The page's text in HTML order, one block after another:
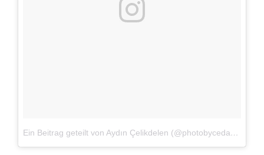
Ein Beitrag geteilt von Aydın Çelikdelen (@photobyceday)